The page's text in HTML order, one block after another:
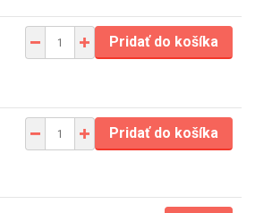
Pridať do košíka
Pridať do košíka